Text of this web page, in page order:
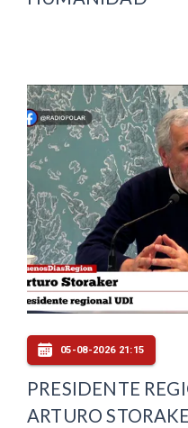
05-08-2026 21:15
PRESIDENTE
ARTURO